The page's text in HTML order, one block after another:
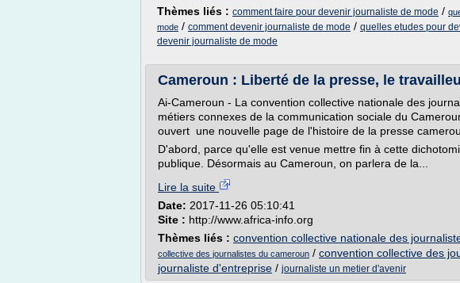
Thèmes liés : comment faire pour devenir journaliste de mode /
mode / comment devenir journaliste de mode / quelles etudes pour
devenir journaliste de mode
Cameroun : Liberté de la presse, le
Ai-Cameroun - La convention collective nationale des
métiers connexes de la communication sociale du
ouvert une nouvelle page de l'histoire de la presse
D'abord, parce qu'elle est venue mettre fin à cette
publique. Désormais au Cameroun, on parlera de la...
Lire la suite
Date: 2017-11-26 05:10:41
Site : http://www.africa-info.org
Thèmes liés : convention collective nationale des
collective des journalistes du cameroun / convention collective des
journaliste d'entreprise / journaliste un metier d'avenir